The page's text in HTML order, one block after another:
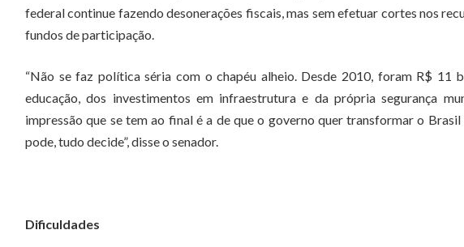
federal continue fazendo desonerações fiscais, mas sem efetuar cortes nos
fundos de participação.
“Não se faz política séria com o chapéu alheio. Desde 2010, foram R$ 11
educação, dos investimentos em infraestrutura e da própria segurança
impressão que se tem ao final é a de que o governo quer transformar o
pode, tudo decide”, disse o senador.
Dificuldades